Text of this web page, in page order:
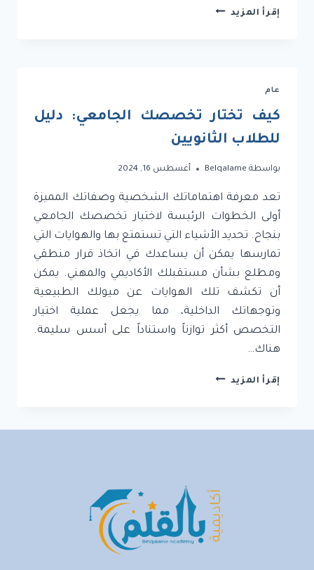
إقرأ المزيد التخطيط
وتحقيق
أهدافك
عام
كيف تختار تخصصك الجامعي: دليل
للطلاب الثانويين
بواسطة Belqalame أغسطس 16, 2024
تعد معرفة اهتماماتك الشخصية وصفاتك المميزة
أولى الخطوات الرئيسة لاختيار تخصصك الجامعي
بنجاح. تحديد الأشياء التي تستمتع بها والهوايات التي
تمارسها يمكن أن يساعدك في اتخاذ قرار منطقي
ومطلع بشأن مستقبلك الأكاديمي والمهني. يمكن
أن تكشف تلك الهوايات عن ميولك الطبيعية
وتوجهاتك الداخلية، مما يجعل عملية اختيار
التخصص أكثر توازناً واستناداً على أسس سليمة.
هناك…
إقرأ المزيد كيف